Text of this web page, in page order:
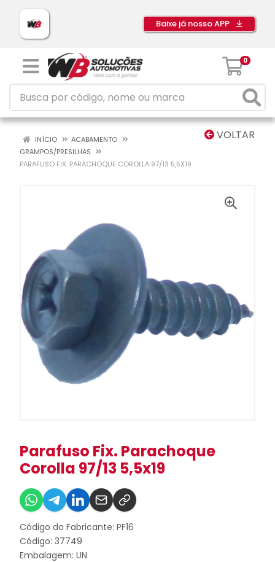
Baixe já nosso APP
0
VOLTAR
INÍCIO
ACABAMENTO
GRAMPOS/PRESILHAS
PARAFUSO FIX. PARACHOQUE COROLLA 97/13 5,5X19
Parafuso Fix. Parachoque
Corolla 97/13 5,5x19
Código do Fabricante: PF16
Código: 37749
Embalagem: UN